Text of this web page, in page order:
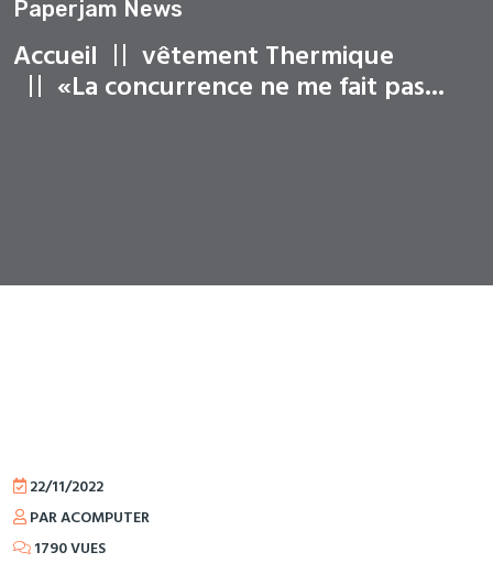
Paperjam News
Accueil vêtement Thermique
«La concurrence ne me fait pas...
22/11/2022
PAR ACOMPUTER
1790 VUES